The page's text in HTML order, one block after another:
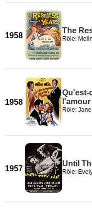
1958
The
Rôle:
1958
Qu'est-
l'amour
Rôle:
1957
Until
Rôle: